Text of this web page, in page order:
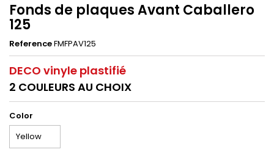
Fonds de plaques Avant Caballero
125
ReferenceFMFPAV125
DECO vinyle plastifié
2 COULEURS AU CHOIX
Color